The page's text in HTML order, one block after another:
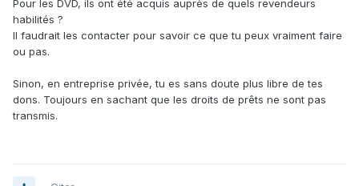
Pour les DVD, ils ont été acquis auprès de quels revendeurs
habilités ?
Il faudrait les contacter pour savoir ce que tu peux vraiment faire
ou pas.
Sinon, en entreprise privée, tu es sans doute plus libre de tes
dons. Toujours en sachant que les droits de prêts ne sont pas
transmis.